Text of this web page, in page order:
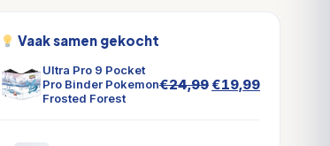
Vaak samen gekocht
Ultra Pro 9 Pocket
Pro Binder Pokemon
Frosted Forest
€24,99Oorspronkelijke
€19,99Huidige